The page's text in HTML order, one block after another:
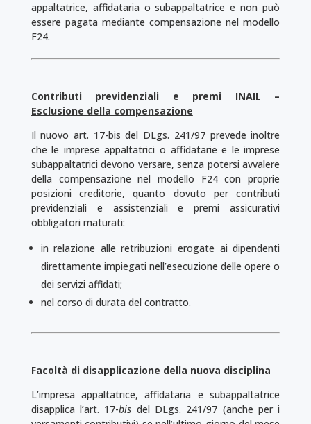
appaltatrice, affidataria o subappaltatrice e non può
essere pagata mediante compensazione nel modello
F24.
Contributi previdenziali e premi INAIL –
Esclusione della compensazione
Il nuovo art. 17-bis del DLgs. 241/97 prevede inoltre
che le imprese appaltatrici o affidatarie e le imprese
subappaltatrici devono versare, senza potersi avvalere
della compensazione nel modello F24 con proprie
posizioni creditorie, quanto dovuto per contributi
previdenziali e assistenziali e premi assicurativi
obbligatori maturati:
in relazione alle retribuzioni erogate ai dipendenti
direttamente impiegati nell’e­secuzione delle opere o
dei servizi affidati;
nel corso di durata del contratto.
Facoltà di disapplicazione della nuova disciplina
L’impresa appaltatrice, affidataria e subappaltatrice
disapplica l’art. 17-bis del DLgs. 241/97 (anche per i